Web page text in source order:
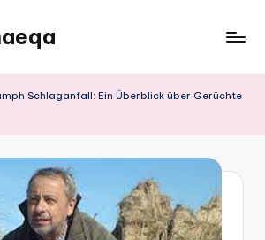
Schlaganfall: Ein Überblick über Gerüchte